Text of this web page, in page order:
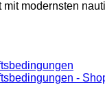
modernsten
-